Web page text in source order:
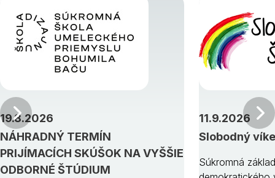
NÁHRADNÝ TERMÍN
PRIJÍMACÍCH SKÚŠOK NA VYŠŠIE
ODBORNÉ ŠTÚDIUM
19.8.2026
Slobodný
11.9.2026
Súkromná
Predchádzajúci